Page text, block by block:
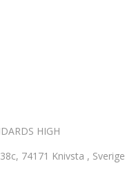
HIGH
74171 Knivsta , Sverige